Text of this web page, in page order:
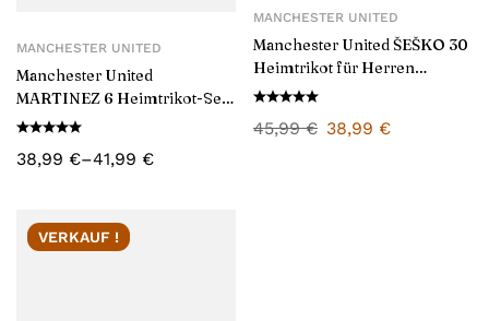
MANCHESTER UNITED
Manchester United
MARTINEZ 6 Heimtrikot-Set
für Kinder und Herren
38,99 €–41,99 €
MANCHESTER UNITED
Manchester United ŠEŠKO 30
Heimtrikot für Herren
2025/26
45,99€ 38,99 €
VERKAUF !